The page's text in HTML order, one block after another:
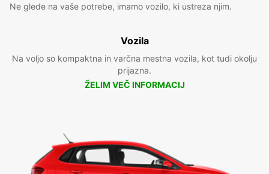
Ne glede na vaše potrebe, imamo vozilo, ki ustreza njim.
Vozila
Na voljo so kompaktna in varčna mestna vozila, kot tudi okolju
prijazna.
ŽELIM VEČ INFORMACIJ